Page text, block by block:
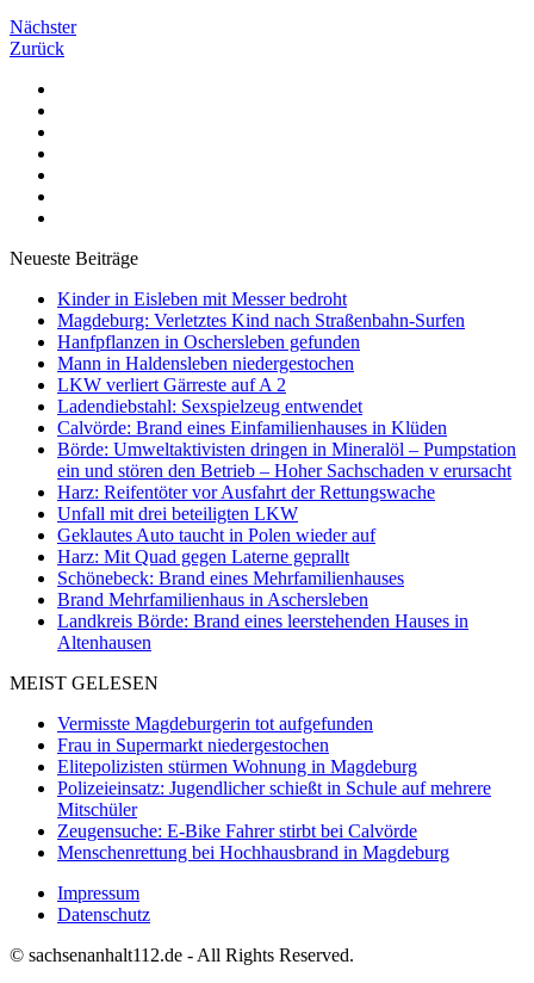
Nächster
Zurück
Neueste Beiträge
Kinder in Eisleben mit Messer bedroht
Magdeburg: Verletztes Kind nach Straßenbahn-Surfen
Hanfpflanzen in Oschersleben gefunden
Mann in Haldensleben niedergestochen
LKW verliert Gärreste auf A 2
Ladendiebstahl: Sexspielzeug entwendet
Calvörde: Brand eines Einfamilienhauses in Klüden
Börde: Umweltaktivisten dringen in Mineralöl – Pumpstation
ein und stören den Betrieb – Hoher Sachschaden v erursacht
Harz: Reifentöter vor Ausfahrt der Rettungswache
Unfall mit drei beteiligten LKW
Geklautes Auto taucht in Polen wieder auf
Harz: Mit Quad gegen Laterne geprallt
Schönebeck: Brand eines Mehrfamilienhauses
Brand Mehrfamilienhaus in Aschersleben
Landkreis Börde: Brand eines leerstehenden Hauses in
Altenhausen
MEIST GELESEN
Vermisste Magdeburgerin tot aufgefunden
Frau in Supermarkt niedergestochen
Elitepolizisten stürmen Wohnung in Magdeburg
Polizeieinsatz: Jugendlicher schießt in Schule auf mehrere
Mitschüler
Zeugensuche: E-Bike Fahrer stirbt bei Calvörde
Menschenrettung bei Hochhausbrand in Magdeburg
Impressum
Datenschutz
© sachsenanhalt112.de - All Rights Reserved.